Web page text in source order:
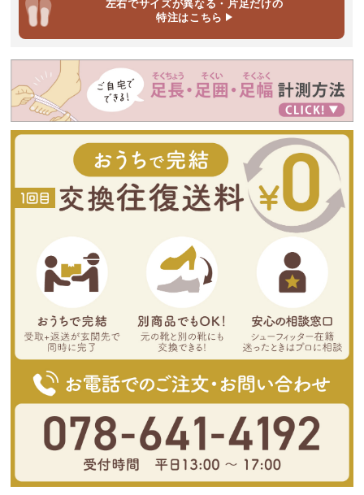
左右でサイズが異なる・片足だけの
特注はこちら